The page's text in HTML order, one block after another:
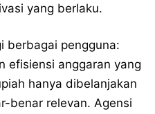
yang berlaku.
berbagai pengguna:
efisiensi anggaran yang
hanya dibelanjakan
benar relevan. Agensi